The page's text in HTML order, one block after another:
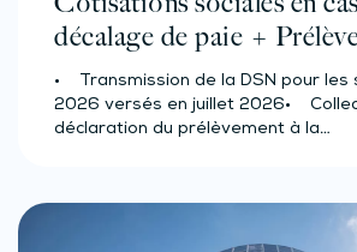
décalage de paie +
source des salariés et
(effectif d’au moins 50
• Transmission de la DSN pour les
2026 versés en juillet 2026•
déclaration du prélèvement à la…